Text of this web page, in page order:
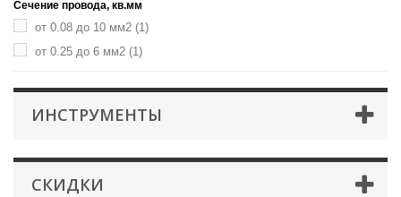
Сечение провода, кв.мм
от 0.08 до 10 мм2 (1)
от 0.25 до 6 мм2 (1)
ИНСТРУМЕНТЫ
СКИДКИ